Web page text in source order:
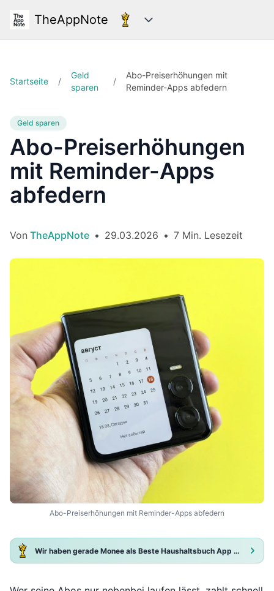
TheAppNote Kategorien
Startseite /
Geld
sparen
/
Abo-Preiserhöhungen mit
Reminder-Apps abfedern
Geld sparen
Abo-Preiserhöhungen
mit Reminder-Apps
abfedern
Von TheAppNote • 29.03.2026 • 7 Min. Lesezeit
Abo-Preiserhöhungen mit Reminder-Apps abfedern
Wir haben gerade Monee als Beste Haushaltsbuch App 2025 ausgezeichnet!